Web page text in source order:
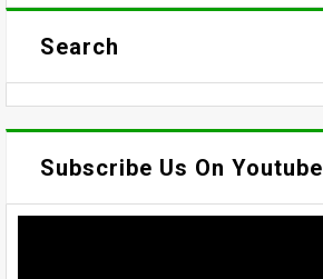
Search
Subscribe Us On Youtube